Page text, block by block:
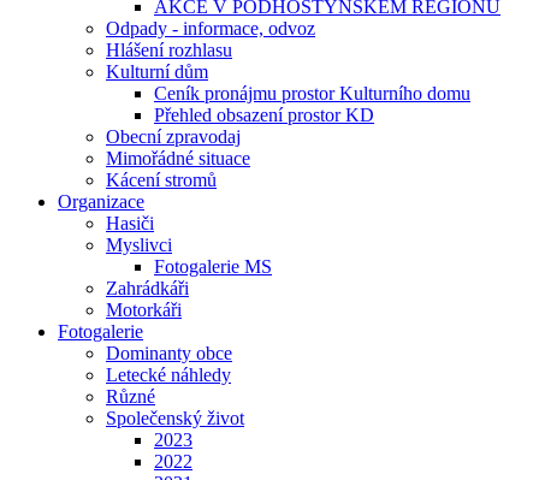
AKCE V PODHOSTÝNSKÉM REGIONU
Odpady - informace, odvoz
Hlášení rozhlasu
Kulturní dům
Ceník pronájmu prostor Kulturního domu
Přehled obsazení prostor KD
Obecní zpravodaj
Mimořádné situace
Kácení stromů
Organizace
Hasiči
Myslivci
Fotogalerie MS
Zahrádkáři
Motorkáři
Fotogalerie
Dominanty obce
Letecké náhledy
Různé
Společenský život
2023
2022